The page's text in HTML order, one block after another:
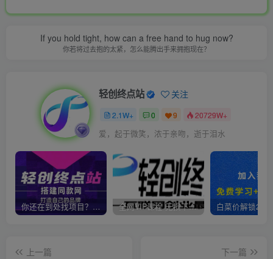
If you hold tight, how can a free hand to hug now?
你若将过去抱的太紧，怎么能腾出手来拥抱现在？
轻创终点站 关注
2.1W+ 0 9 20729W+
爱，起于微笑，浓于亲吻，逝于泪水
你还在到处找项目？还在当韭菜？我靠卖项目一个月收入5万+，曾经我也是个失败者。 全网VIP课程 无损下载~
上一篇
下一篇